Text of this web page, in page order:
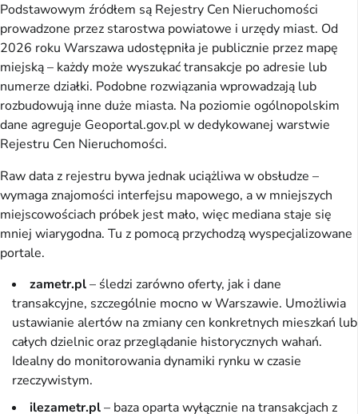
Podstawowym źródłem są Rejestry Cen Nieruchomości
prowadzone przez starostwa powiatowe i urzędy miast. Od
2026 roku Warszawa udostępniła je publicznie przez mapę
miejską – każdy może wyszukać transakcje po adresie lub
numerze działki. Podobne rozwiązania wprowadzają lub
rozbudowują inne duże miasta. Na poziomie ogólnopolskim
dane agreguje Geoportal.gov.pl w dedykowanej warstwie
Rejestru Cen Nieruchomości.
Raw data z rejestru bywa jednak uciążliwa w obsłudze –
wymaga znajomości interfejsu mapowego, a w mniejszych
miejscowościach próbek jest mało, więc mediana staje się
mniej wiarygodna. Tu z pomocą przychodzą wyspecjalizowane
portale.
zametr.pl– śledzi zarówno oferty, jak i dane
transakcyjne, szczególnie mocno w Warszawie. Umożliwia
ustawianie alertów na zmiany cen konkretnych mieszkań lub
całych dzielnic oraz przeglądanie historycznych wahań.
Idealny do monitorowania dynamiki rynku w czasie
rzeczywistym.
ilezametr.pl– baza oparta wyłącznie na transakcjach z